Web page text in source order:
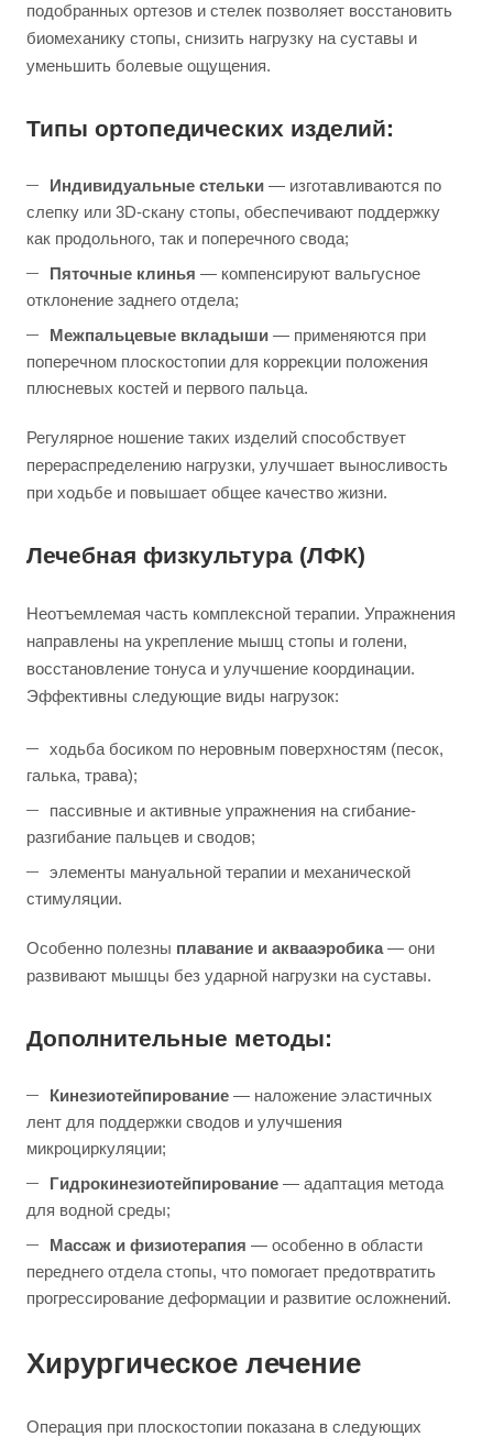
подобранных ортезов и стелек позволяет восстановить
биомеханику стопы, снизить нагрузку на суставы и
уменьшить болевые ощущения.
Типы ортопедических изделий:
Индивидуальные стельки — изготавливаются по
слепку или 3D-скану стопы, обеспечивают поддержку
как продольного, так и поперечного свода;
Пяточные клинья — компенсируют вальгусное
отклонение заднего отдела;
Межпальцевые вкладыши — применяются при
поперечном плоскостопии для коррекции положения
плюсневых костей и первого пальца.
Регулярное ношение таких изделий способствует
перераспределению нагрузки, улучшает выносливость
при ходьбе и повышает общее качество жизни.
Лечебная физкультура (ЛФК)
Неотъемлемая часть комплексной терапии. Упражнения
направлены на укрепление мышц стопы и голени,
восстановление тонуса и улучшение координации.
Эффективны следующие виды нагрузок:
ходьба босиком по неровным поверхностям (песок,
галька, трава);
пассивные и активные упражнения на сгибание-
разгибание пальцев и сводов;
элементы мануальной терапии и механической
стимуляции.
Особенно полезны плавание и аквааэробика— они
развивают мышцы без ударной нагрузки на суставы.
Дополнительные методы:
Кинезиотейпирование — наложение эластичных
лент для поддержки сводов и улучшения
микроциркуляции;
Гидрокинезиотейпирование — адаптация метода
для водной среды;
Массаж и физиотерапия — особенно в области
переднего отдела стопы, что помогает предотвратить
прогрессирование деформации и развитие осложнений.
Хирургическое лечение
Операция при плоскостопии показана в следующих